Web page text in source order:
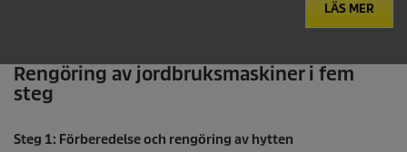
LÄS MER
Rengöring av jordbruksmaskiner i fem
steg
Steg 1: Förberedelse och rengöring av hytten